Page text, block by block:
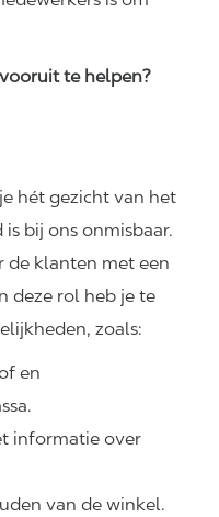
te helpen?
hét gezicht van het
bij ons onmisbaar.
de klanten met een
deze rol heb je te
zoals:
en
informatie over
van de winkel.